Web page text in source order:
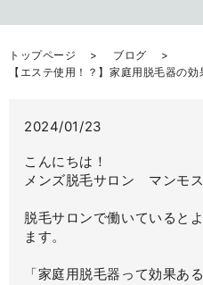
トップページ
ブログ
【エステ使用！？】家庭用脱毛器の効
2024/01/23
こんにちは！
メンズ脱毛サロン マンモス
脱毛サロンで働いていると
ます。
「家庭用脱毛器って効果あ